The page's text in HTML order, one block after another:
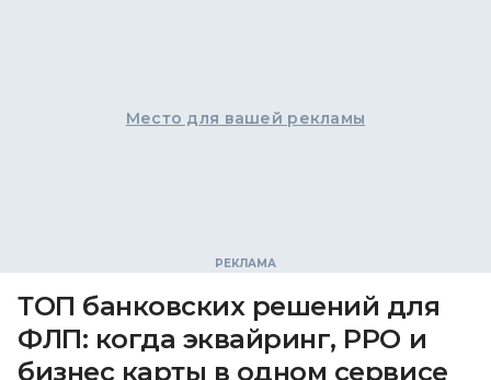
Место для вашей рекламы
ТОП банковских решений для
ФЛП: когда эквайринг, РРО и
бизнес карты в одном сервисе